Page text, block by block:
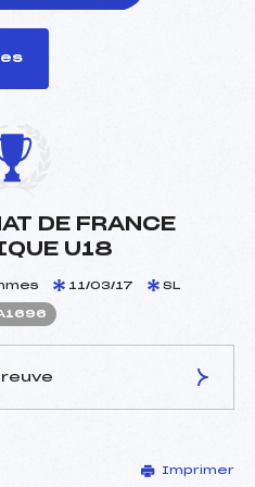
DE FRANCE
U18
11/03/17 SL
BEREITER WILFREID ()
Imprimer